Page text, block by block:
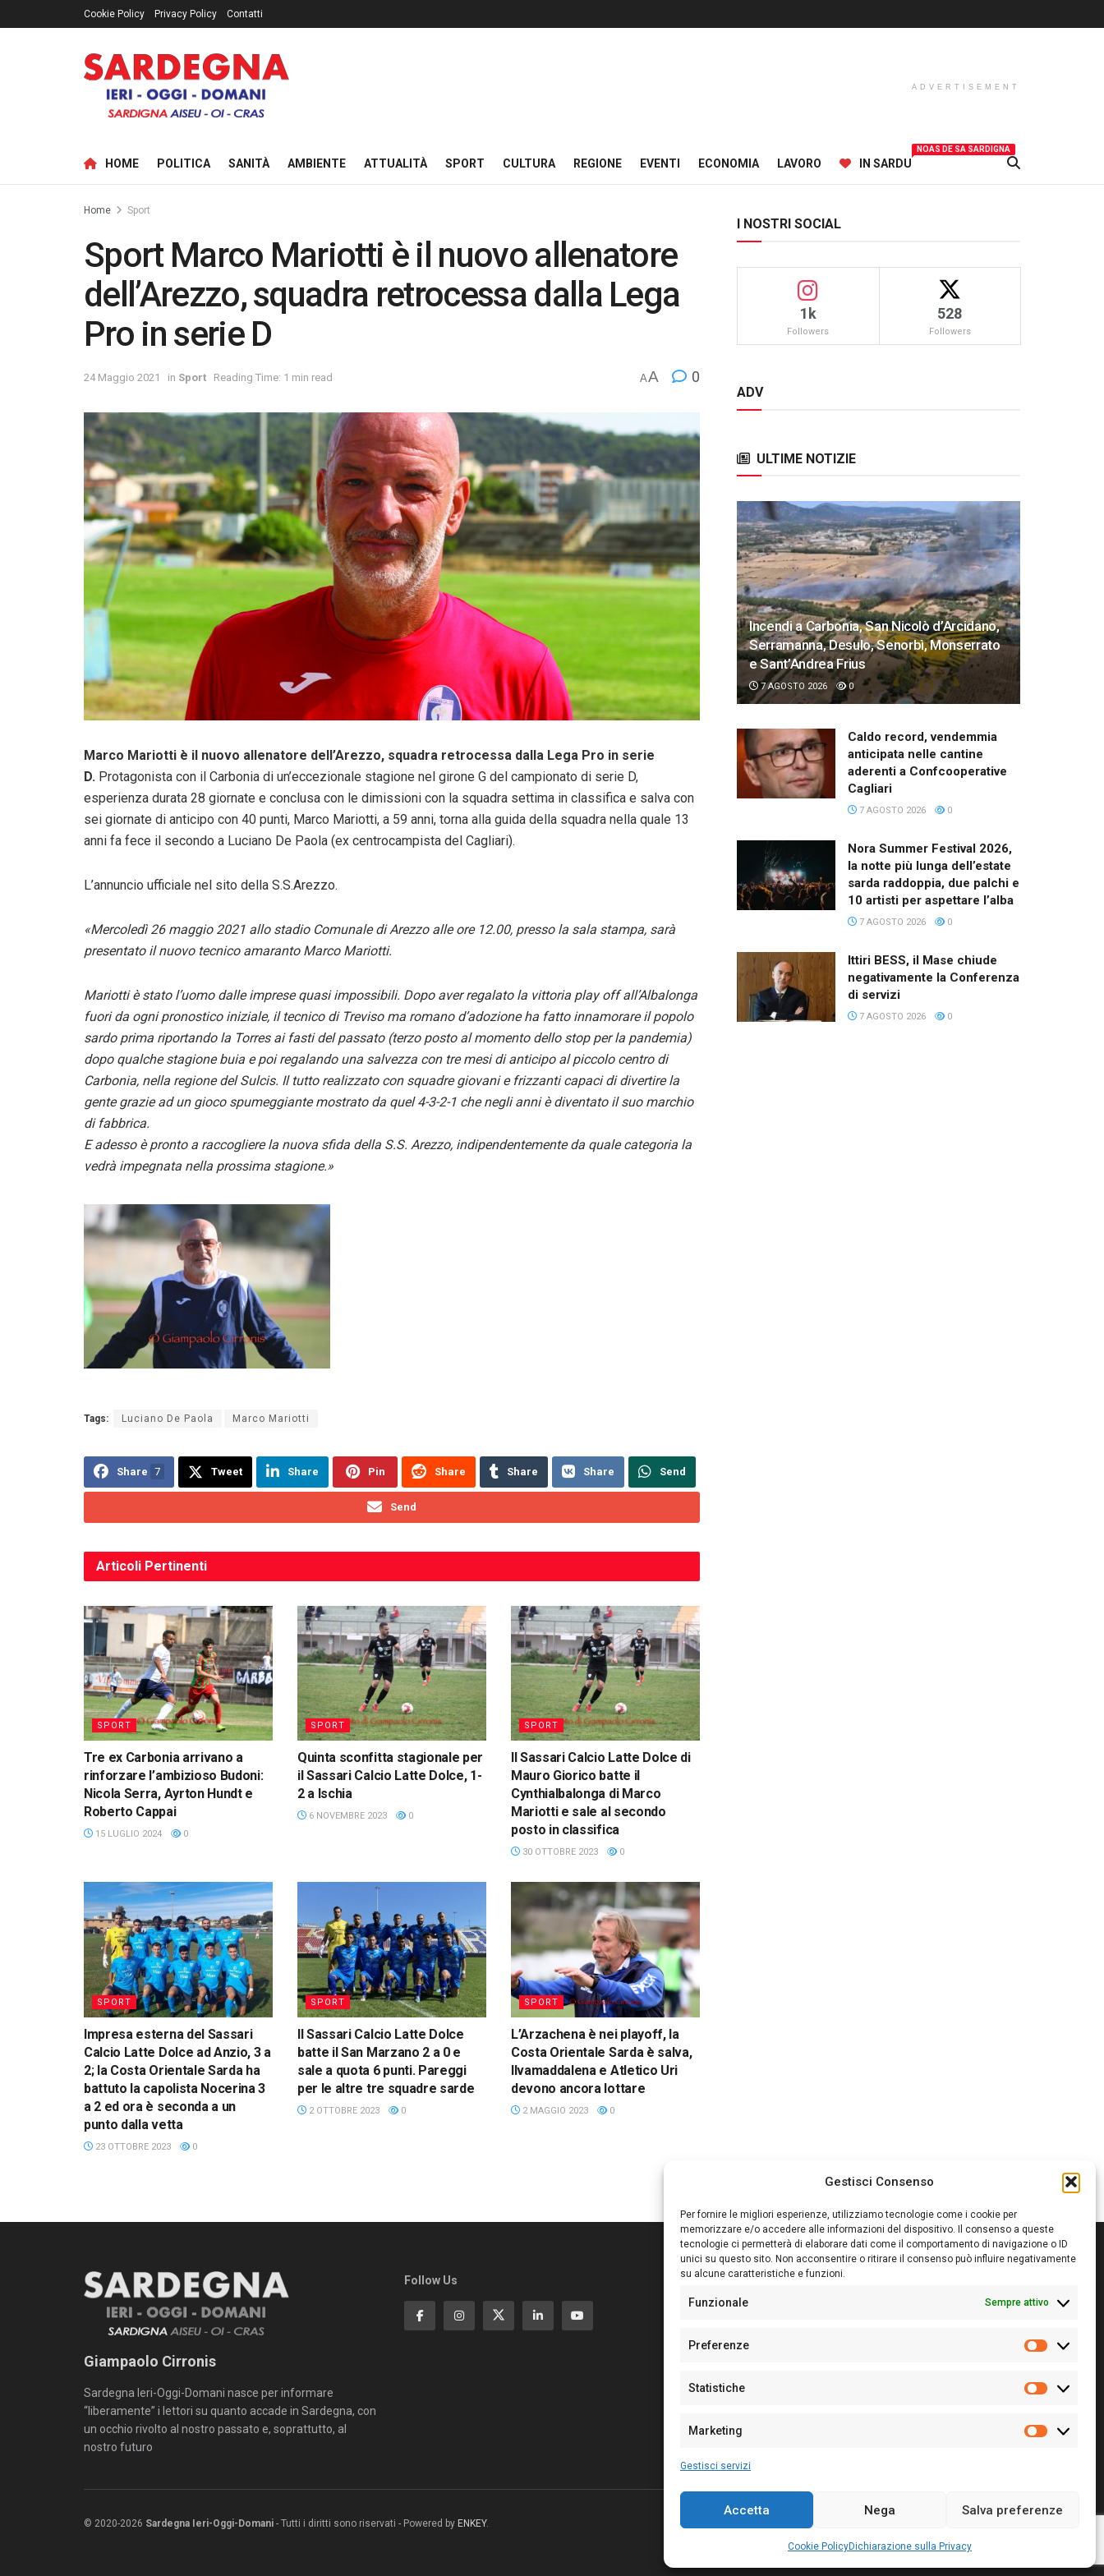
Gestisci Consenso
Per fornire le migliori esperienze, utilizziamo tecnologie come i cookie per
memorizzare e/o accedere alle informazioni del dispositivo. Il consenso a queste
tecnologie ci permetterà di elaborare dati come il comportamento di navigazione o ID
unici su questo sito. Non acconsentire o ritirare il consenso può influire negativamente
su alcune caratteristiche e funzioni.
Funzionale Sempre attivo
Preferenze
Statistiche
Statistiche
Marketing
Marketing
Gestisci servizi
Accetta Nega Salva preferenze
Cookie PolicyDichiarazione sulla Privacy
Cookie Policy Privacy Policy Contatti
ADVERTISEMENT
HOME POLITICA SANITÀ AMBIENTE ATTUALITÀ SPORT CULTURA REGIONE EVENTI ECONOMIA LAVORO IN SARDU
NOAS DE SA SARDIGNA
Home Sport
Sport Marco Mariotti è il nuovo allenatore
dell’Arezzo, squadra retrocessa dalla Lega
Pro in serie D
24 Maggio 2021 in Sport Reading Time: 1 min read AA 0
Marco Mariotti è il nuovo allenatore dell’Arezzo, squadra retrocessa dalla Lega Pro in serie
D. Protagonista con il Carbonia di un’eccezionale stagione nel girone G del campionato di serie D,
esperienza durata 28 giornate e conclusa con le dimissioni con la squadra settima in classifica e salva con
sei giornate di anticipo con 40 punti, Marco Mariotti, a 59 anni, torna alla guida della squadra nella quale 13
anni fa fece il secondo a Luciano De Paola (ex centrocampista del Cagliari).
L’annuncio ufficiale nel sito della S.S.Arezzo.
«Mercoledì 26 maggio 2021 allo stadio Comunale di Arezzo alle ore 12.00, presso la sala stampa, sarà
presentato il nuovo tecnico amaranto Marco Mariotti.
Mariotti è stato l’uomo dalle imprese quasi impossibili. Dopo aver regalato la vittoria play off all’Albalonga
fuori da ogni pronostico iniziale, il tecnico di Treviso ma romano d’adozione ha fatto innamorare il popolo
sardo prima riportando la Torres ai fasti del passato (terzo posto al momento dello stop per la pandemia)
dopo qualche stagione buia e poi regalando una salvezza con tre mesi di anticipo al piccolo centro di
Carbonia, nella regione del Sulcis. Il tutto realizzato con squadre giovani e frizzanti capaci di divertire la
gente grazie ad un gioco spumeggiante mostrato da quel 4-3-2-1 che negli anni è diventato il suo marchio
di fabbrica.
E adesso è pronto a raccogliere la nuova sfida della S.S. Arezzo, indipendentemente da quale categoria la
vedrà impegnata nella prossima stagione.»
Tags: Luciano De Paola Marco Mariotti
Share 7 Tweet Share Pin Share Share Share Send
Send
Articoli Pertinenti
SPORT
Tre ex Carbonia arrivano a
rinforzare l’ambizioso Budoni:
Nicola Serra, Ayrton Hundt e
Roberto Cappai
15 LUGLIO 2024 0
SPORT
Quinta sconfitta stagionale per
il Sassari Calcio Latte Dolce, 1-
2 a Ischia
6 NOVEMBRE 2023 0
SPORT
Il Sassari Calcio Latte Dolce di
Mauro Giorico batte il
Cynthialbalonga di Marco
Mariotti e sale al secondo
posto in classifica
30 OTTOBRE 2023 0
SPORT
Impresa esterna del Sassari
Calcio Latte Dolce ad Anzio, 3 a
2; la Costa Orientale Sarda ha
battuto la capolista Nocerina 3
a 2 ed ora è seconda a un
punto dalla vetta
23 OTTOBRE 2023 0
SPORT
Il Sassari Calcio Latte Dolce
batte il San Marzano 2 a 0 e
sale a quota 6 punti. Pareggi
per le altre tre squadre sarde
2 OTTOBRE 2023 0
SPORT
L’Arzachena è nei playoff, la
Costa Orientale Sarda è salva,
Ilvamaddalena e Atletico Uri
devono ancora lottare
2 MAGGIO 2023 0
I NOSTRI SOCIAL
1k
Followers
528
Followers
ADV
ULTIME NOTIZIE
Incendi a Carbonia, San Nicolò d’Arcidano,
Serramanna, Desulo, Senorbì, Monserrato
e Sant’Andrea Frius
7 AGOSTO 2026 0
Caldo record, vendemmia
anticipata nelle cantine
aderenti a Confcooperative
Cagliari
7 AGOSTO 2026 0
Nora Summer Festival 2026,
la notte più lunga dell’estate
sarda raddoppia, due palchi e
10 artisti per aspettare l’alba
7 AGOSTO 2026 0
Ittiri BESS, il Mase chiude
negativamente la Conferenza
di servizi
7 AGOSTO 2026 0
Giampaolo Cirronis
Sardegna Ieri-Oggi-Domani nasce per informare
“liberamente” i lettori su quanto accade in Sardegna, con
un occhio rivolto al nostro passato e, soprattutto, al
nostro futuro
Follow Us Editore:Giampaolo Cirronis Ditta individuale
Sede:
N° di iscrizione al ROC:
N° 128/2020 del 10/02/2020
Per la Pubblicità:
© 2020-2026 Sardegna Ieri-Oggi-Domani - Tutti i diritti sono riservati - Powered by ENKEY.